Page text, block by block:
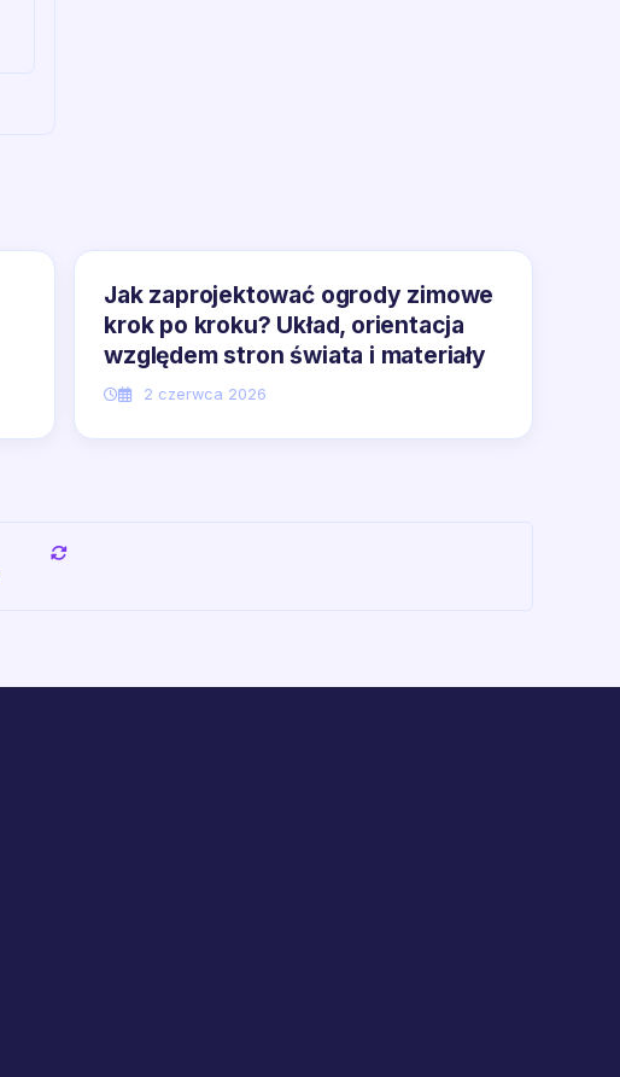
Jak zaprojektować ogrody zimowe
krok po kroku? Układ, orientacja
względem stron świata i materiały
2 czerwca 2026